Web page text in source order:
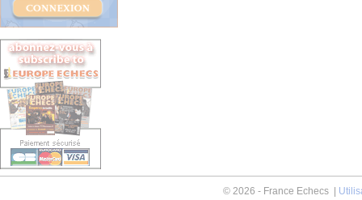
© 2026 - France Echecs |